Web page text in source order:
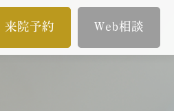
来院予約 Web相談